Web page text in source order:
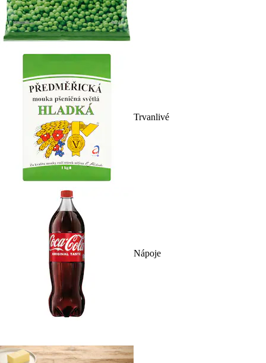
Trvanlivé
Nápoje